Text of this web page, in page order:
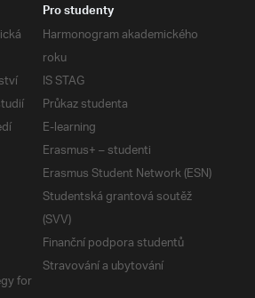
Pro studenty
Harmonogram akademického
roku
IS STAG
Průkaz studenta
E-learning
Erasmus+ – studenti
Erasmus Student Network (ESN)
Studentská grantová soutěž
(SVV)
Finanční podpora studentů
Stravování a ubytování
for